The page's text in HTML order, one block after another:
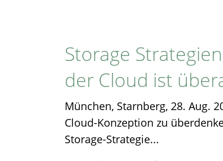
Storage
der Cloud ist
München, Starnberg, 28. Aug.
Cloud-Konzeption zu
Storage-Strategie...